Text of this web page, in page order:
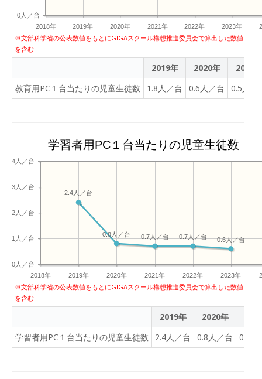
2018年 2019年 2020年 2021年 2022年 2023年
0人／台
※文部科学省の公表数値をもとにGIGAスクール構想推進委員会で算出した数値
を含む
2019年 2020年
2021年
教育用PC１台当たりの児童生徒数
1.8人／台 0.6人／台 0.5人／
学習者用PC１台当たりの児童生徒数
2018年 2019年 2020年 2021年 2022年 2023年
0人／台
1人／台
2人／台
3人／台
4人／台
0.6人／台
0.7人／台
0.7人／台
0.8人／台
2.4人／台
※文部科学省の公表数値をもとにGIGAスクール構想推進委員会で算出した数値
を含む
2019年 2020年
学習者用PC１台当たりの児童生徒数
2.4人／台 0.8人／台 0.7人